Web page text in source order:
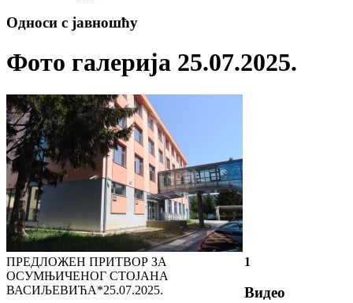
Односи с јавношћу
Фото галерија 25.07.2025.
ПРЕДЛОЖЕН ПРИТВОР ЗА
ОСУМЊИЧЕНОГ СТОЈАНА
ВАСИЉЕВИЋА*25.07.2025.
1
Видео